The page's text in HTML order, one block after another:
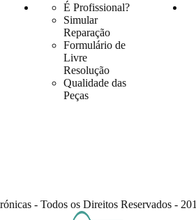
É Profissional?
Simular
Reparação
Formulário de
Livre
Resolução
Qualidade das
Peças
- Todos os Direitos Reservados -